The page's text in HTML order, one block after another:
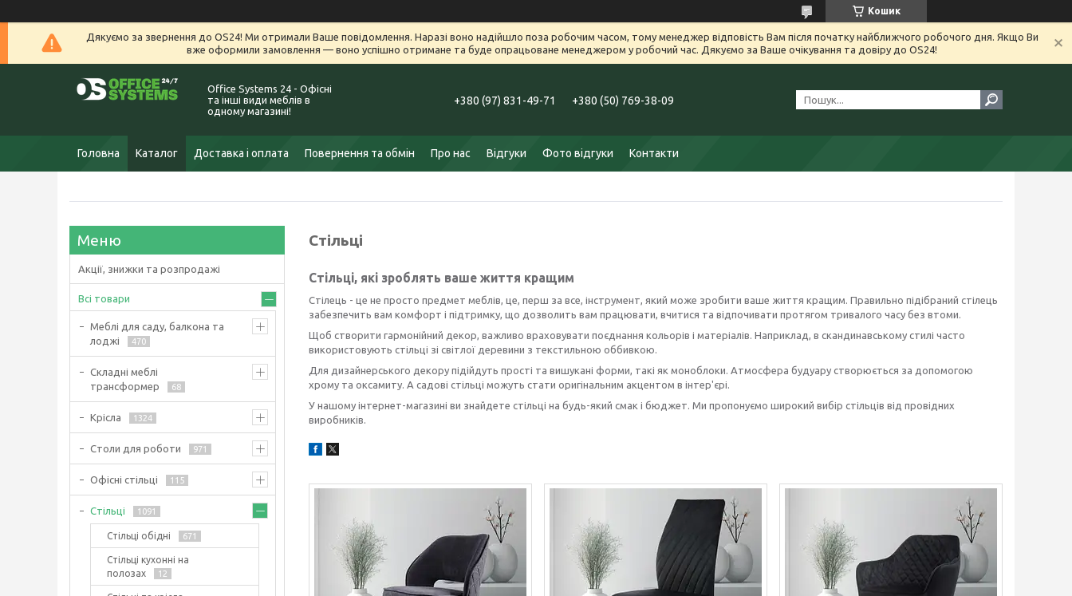
Кошик
Дякуємо за звернення до OS24! Ми отримали Ваше повідомлення. Наразі воно надійшло поза робочим часом, тому менеджер відповість Вам після початку найближчого робочого дня. Якщо Ви
вже оформили замовлення — воно успішно отримане та буде опрацьоване менеджером у робочий час. Дякуємо за Ваше очікування та довіру до OS24!
Office Systems 24 - Офісні
та інші види меблів в
одному магазині!
+380 (97) 831-49-71 +380 (50) 769-38-09
Головна Каталог Доставка і оплата Повернення та обмін Про нас Відгуки Фото відгуки Контакти
Стільці
Стільці, які зроблять ваше життя кращим
Стілець - це не просто предмет меблів, це, перш за все, інструмент, який може зробити ваше життя кращим. Правильно підібраний стілець
забезпечить вам комфорт і підтримку, що дозволить вам працювати, вчитися та відпочивати протягом тривалого часу без втоми.
Щоб створити гармонійний декор, важливо враховувати поєднання кольорів і матеріалів. Наприклад, в скандинавському стилі часто
використовують стільці зі світлої деревини з текстильною оббивкою.
Для дизайнерського декору підійдуть прості та вишукані форми, такі як моноблоки. Атмосфера будуару створюється за допомогою
хрому та оксамиту. А садові стільці можуть стати оригінальним акцентом в інтер'єрі.
У нашому інтернет-магазині ви знайдете стільці на будь-який смак і бюджет. Ми пропонуємо широкий вибір стільців від провідних
виробників.
Акції, знижки та розпродажі
Всі товари
Меблі для саду, балкона та
лоджі
470
Складні меблі
трансформер
68
Крісла 1324
Столи для роботи 971
Офісні стільці 115
Стільці 1091
Стільці обідні 671
Стільці кухонні на
полозах
12